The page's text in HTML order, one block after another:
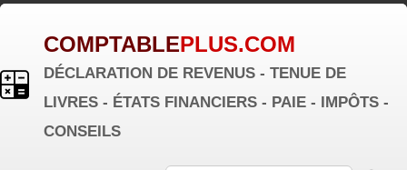
COMPTABLEPLUS.COM
DÉCLARATION DE REVENUS - TENUE DE
LIVRES - ÉTATS FINANCIERS - PAIE - IMPÔTS -
CONSEILS